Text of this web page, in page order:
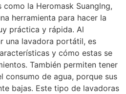
la Heromask Suanglng,
herramienta para hacer la
práctica y rápida. Al
una lavadora portátil, es
y cómo estas se
También permiten tener
consumo de agua, porque sus
bajas. Este tipo de lavadoras